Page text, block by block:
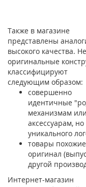
Также в магазине
представлены
высокого качества. Не
оригинальные
классифицируют
следующим образом:
совершенно
идентичные
механизмам или
аксессуарам, но
уникального
товары
оригинал
другой
Интернет-магазин